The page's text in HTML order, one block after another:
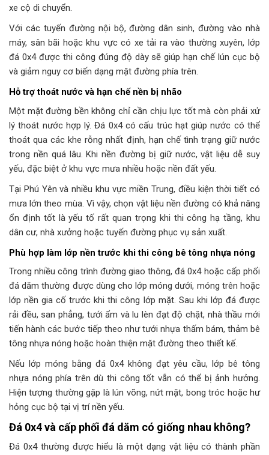
xe cộ di chuyển.
Với các tuyến đường nội bộ, đường dân sinh, đường vào nhà
máy, sân bãi hoặc khu vực có xe tải ra vào thường xuyên, lớp
đá 0x4 được thi công đúng độ dày sẽ giúp hạn chế lún cục bộ
và giảm nguy cơ biến dạng mặt đường phía trên.
Hỗ trợ thoát nước và hạn chế nền bị nhão
Một mặt đường bền không chỉ cần chịu lực tốt mà còn phải xử
lý thoát nước hợp lý. Đá 0x4 có cấu trúc hạt giúp nước có thể
thoát qua các khe rỗng nhất định, hạn chế tình trạng giữ nước
trong nền quá lâu. Khi nền đường bị giữ nước, vật liệu dễ suy
yếu, đặc biệt ở khu vực mưa nhiều hoặc nền đất yếu.
Tại Phú Yên và nhiều khu vực miền Trung, điều kiện thời tiết có
mưa lớn theo mùa. Vì vậy, chọn vật liệu nền đường có khả năng
ổn định tốt là yếu tố rất quan trọng khi thi công hạ tầng, khu
dân cư, nhà xưởng hoặc tuyến đường phục vụ sản xuất.
Phù hợp làm lớp nền trước khi thi công bê tông nhựa nóng
Trong nhiều công trình đường giao thông, đá 0x4 hoặc cấp phối
đá dăm thường được dùng cho lớp móng dưới, móng trên hoặc
lớp nền gia cố trước khi thi công lớp mặt. Sau khi lớp đá được
rải đều, san phẳng, tưới ẩm và lu lèn đạt độ chặt, nhà thầu mới
tiến hành các bước tiếp theo như tưới nhựa thấm bám, thảm bê
tông nhựa nóng hoặc hoàn thiện mặt đường theo thiết kế.
Nếu lớp móng bằng đá 0x4 không đạt yêu cầu, lớp bê tông
nhựa nóng phía trên dù thi công tốt vẫn có thể bị ảnh hưởng.
Hiện tượng thường gặp là lún võng, nứt mặt, bong tróc hoặc hư
hỏng cục bộ tại vị trí nền yếu.
Đá 0x4 và cấp phối đá dăm có giống nhau không?
Đá 0x4 thường được hiểu là một dạng vật liệu có thành phần